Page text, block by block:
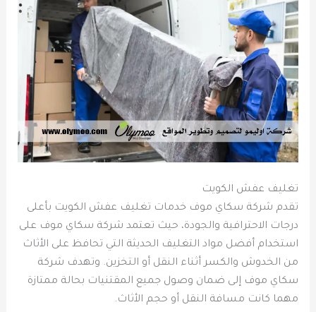
تغليف عفش الكويت
تقدم شركة سكاي موف خدمات تغليف عفش الكويت بأعلى
درجات الاحترافية والجودة، حيث تعتمد شركة سكاي موف على
استخدام أفضل مواد التغليف الحديثة التي تحافظ على الأثاث
من الخدوش والكسر أثناء النقل أو التخزين. وتهدف شركة
سكاي موف إلى ضمان وصول جميع المقتنيات بحالة ممتازة
مهما كانت مسافة النقل أو حجم الأثاث.